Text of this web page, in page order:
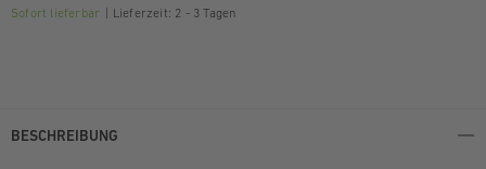
Sofort lieferbar Lieferzeit: 2 - 3 Tagen
BESCHREIBUNG